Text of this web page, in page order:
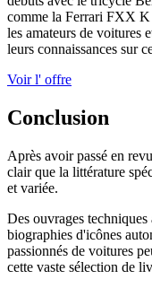
comme la Ferrari FXX K
les amateurs de voitures
leurs connaissances sur
Voir l' offre
Conclusion
Après avoir passé en
clair que la littérature
et variée.
Des ouvrages techniques
biographies d'icônes
passionnés de voitures
cette vaste sélection de